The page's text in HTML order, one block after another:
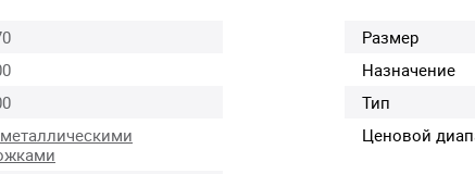
Размер
Назначение
Тип
Ценовой